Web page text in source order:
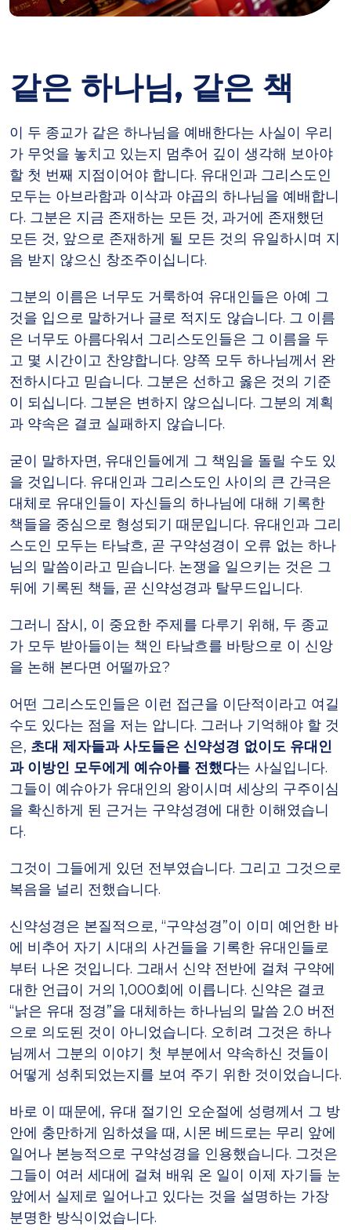
같은 하나님, 같은 책
이 두 종교가 같은 하나님을 예배한다는 사실이 우리
가 무엇을 놓치고 있는지 멈추어 깊이 생각해 보아야
할 첫 번째 지점이어야 합니다. 유대인과 그리스도인
모두는 아브라함과 이삭과 야곱의 하나님을 예배합니
다. 그분은 지금 존재하는 모든 것, 과거에 존재했던
모든 것, 앞으로 존재하게 될 모든 것의 유일하시며 지
음 받지 않으신 창조주이십니다.
그분의 이름은 너무도 거룩하여 유대인들은 아예 그
것을 입으로 말하거나 글로 적지도 않습니다. 그 이름
은 너무도 아름다워서 그리스도인들은 그 이름을 두
고 몇 시간이고 찬양합니다. 양쪽 모두 하나님께서 완
전하시다고 믿습니다. 그분은 선하고 옳은 것의 기준
이 되십니다. 그분은 변하지 않으십니다. 그분의 계획
과 약속은 결코 실패하지 않습니다.
굳이 말하자면, 유대인들에게 그 책임을 돌릴 수도 있
을 것입니다. 유대인과 그리스도인 사이의 큰 간극은
대체로 유대인들이 자신들의 하나님에 대해 기록한
책들을 중심으로 형성되기 때문입니다. 유대인과 그리
스도인 모두는 타낰흐, 곧 구약성경이 오류 없는 하나
님의 말씀이라고 믿습니다. 논쟁을 일으키는 것은 그
뒤에 기록된 책들, 곧 신약성경과 탈무드입니다.
그러니 잠시, 이 중요한 주제를 다루기 위해, 두 종교
가 모두 받아들이는 책인 타낰흐를 바탕으로 이 신앙
을 논해 본다면 어떨까요?
어떤 그리스도인들은 이런 접근을 이단적이라고 여길
수도 있다는 점을 저는 압니다. 그러나 기억해야 할 것
은, 초대 제자들과 사도들은 신약성경 없이도 유대인
과 이방인 모두에게 예슈아를 전했다는 사실입니다.
그들이 예슈아가 유대인의 왕이시며 세상의 구주이심
을 확신하게 된 근거는 구약성경에 대한 이해였습니
다.
그것이 그들에게 있던 전부였습니다. 그리고 그것으로
복음을 널리 전했습니다.
신약성경은 본질적으로, “구약성경”이 이미 예언한 바
에 비추어 자기 시대의 사건들을 기록한 유대인들로
부터 나온 것입니다. 그래서 신약 전반에 걸쳐 구약에
대한 언급이 거의 1,000회에 이릅니다. 신약은 결코
“낡은 유대 정경”을 대체하는 하나님의 말씀 2.0 버전
으로 의도된 것이 아니었습니다. 오히려 그것은 하나
님께서 그분의 이야기 첫 부분에서 약속하신 것들이
어떻게 성취되었는지를 보여 주기 위한 것이었습니다.
바로 이 때문에, 유대 절기인 오순절에 성령께서 그 방
안에 충만하게 임하셨을 때, 시몬 베드로는 무리 앞에
일어나 본능적으로 구약성경을 인용했습니다. 그것은
그들이 여러 세대에 걸쳐 배워 온 일이 이제 자기들 눈
앞에서 실제로 일어나고 있다는 것을 설명하는 가장
분명한 방식이었습니다.